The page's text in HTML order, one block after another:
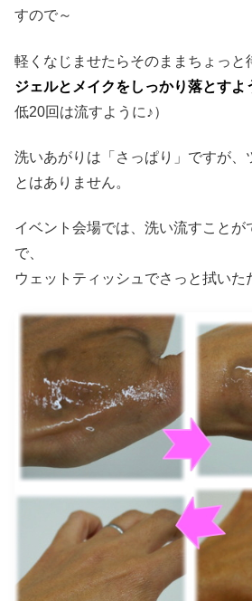
すので～
軽くなじませたらそのままちょっと
ジェルとメイクをしっかり落とすよ
低20回は流すように♪）
洗いあがりは「さっぱり」ですが、
とはありません。
イベント会場では、洗い流すことが
で、
ウェットティッシュでさっと拭いた